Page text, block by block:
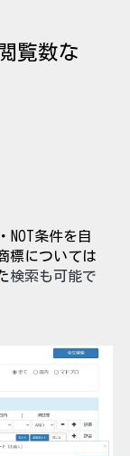
覧数な
NOT条件を自
標については
検索も可能で